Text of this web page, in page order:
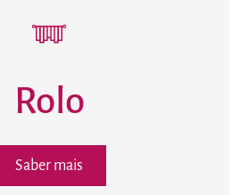
Rolo
Saber mais